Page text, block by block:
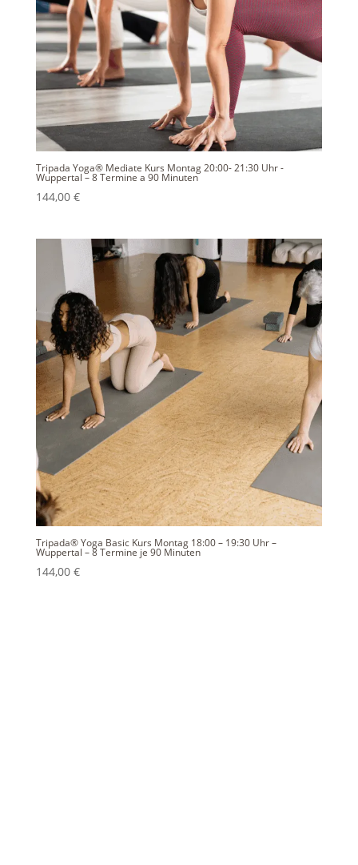
Tripada Yoga® Mediate Kurs Montag 20:00- 21:30 Uhr -
Wuppertal – 8 Termine a 90 Minuten
144,00 €
Tripada® Yoga Basic Kurs Montag 18:00 – 19:30 Uhr –
Wuppertal – 8 Termine je 90 Minuten
144,00 €